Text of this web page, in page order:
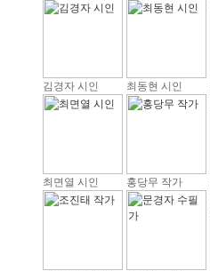
김경자 시인 최동현 시인
최면열 시인 홍당무 작가